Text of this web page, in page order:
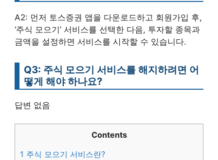
A2: 먼저 토스증권 앱을 다운로드하고 회원가입 후,
‘주식 모으기’ 서비스를 선택한 다음, 투자할 종목과
금액을 설정하면 서비스를 시작할 수 있습니다.
Q3: 주식 모으기 서비스를 해지하려면 어
떻게 해야 하나요?
답변 없음
Contents
1 주식 모으기 서비스란?